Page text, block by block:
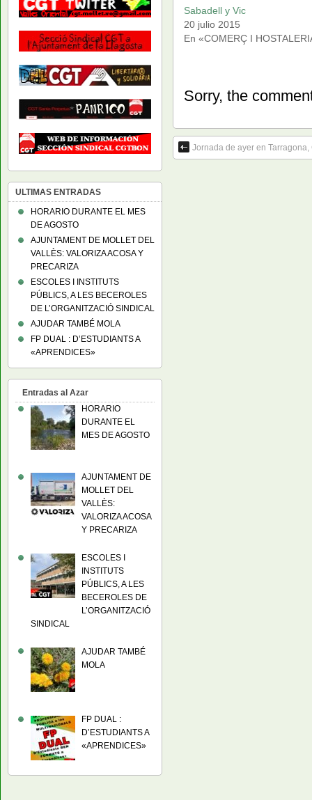
Sabadell y Vic
20 julio 2015
En «COMERÇ I
Sorry, the
Jornada de ayer en Tarragona,
ULTIMAS ENTRADAS
HORARIO DURANTE EL MES
DE AGOSTO
AJUNTAMENT DE MOLLET DEL
VALLÈS: VALORIZA ACOSA Y
PRECARIZA
ESCOLES I INSTITUTS
PÚBLICS, A LES BECEROLES
DE L’ORGANITZACIÓ SINDICAL
AJUDAR TAMBÉ MOLA
FP DUAL : D’ESTUDIANTS A
«APRENDICES»
Entradas al Azar
HORARIO
DURANTE EL
MES DE AGOSTO
AJUNTAMENT DE
MOLLET DEL
VALLÈS:
VALORIZA ACOSA
Y PRECARIZA
ESCOLES I
INSTITUTS
PÚBLICS, A LES
BECEROLES DE
L’ORGANITZACIÓ
SINDICAL
AJUDAR TAMBÉ
MOLA
FP DUAL :
D’ESTUDIANTS A
«APRENDICES»